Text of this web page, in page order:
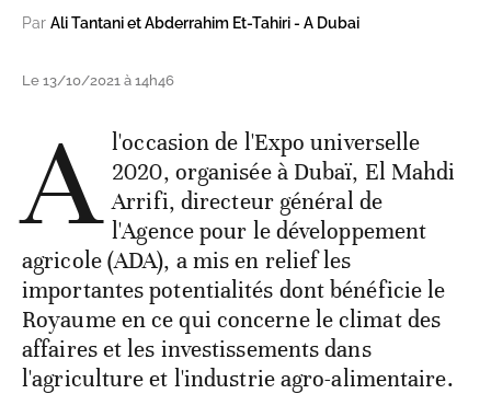
Par Ali Tantani et Abderrahim Et-Tahiri - A Dubai
Le 13/10/2021 à 14h46
A l'occasion de l'Expo universelle
2020, organisée à Dubaï, El Mahdi
Arrifi, directeur général de
l'Agence pour le développement
agricole (ADA), a mis en relief les
importantes potentialités dont bénéficie le
Royaume en ce qui concerne le climat des
affaires et les investissements dans
l'agriculture et l'industrie agro-alimentaire.